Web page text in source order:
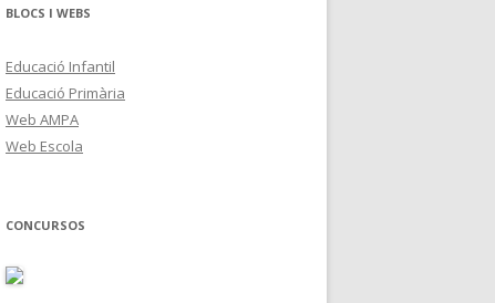
BLOCS I WEBS
Educació Infantil
Educació Primària
Web AMPA
Web Escola
CONCURSOS